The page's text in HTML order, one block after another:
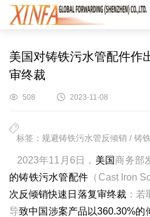
美国对铸铁污水管配件作
审终裁
508 2023-11-08
标签：规避铸铁污水管反倾销 / 铸
2023年11月6日， 美国商务部
的铸铁污水管配件 （Cast Iron
次反倾销快速日落复审终裁：若
导致中国涉案产品以360.30%的